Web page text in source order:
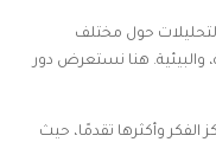
حول مختلف
والبيئية. هنا نستعرض دور
الفكر وأكثرها تقدمًا، حيث